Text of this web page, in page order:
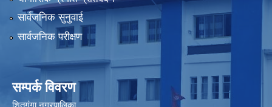
सार्वजनिक सुनुवाई
सार्वजनिक परीक्षण
सम्पर्क विवरण
शितगंगा नगरपालिका